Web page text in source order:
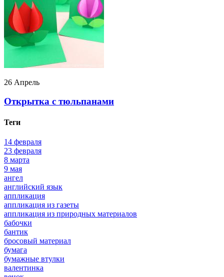
26 Апрель
Открытка с тюльпанами
Теги
14 февраля
23 февраля
8 марта
9 мая
ангел
английский язык
аппликация
аппликация из газеты
аппликация из природных материалов
бабочки
бантик
бросовый материал
бумага
бумажные втулки
валентинка